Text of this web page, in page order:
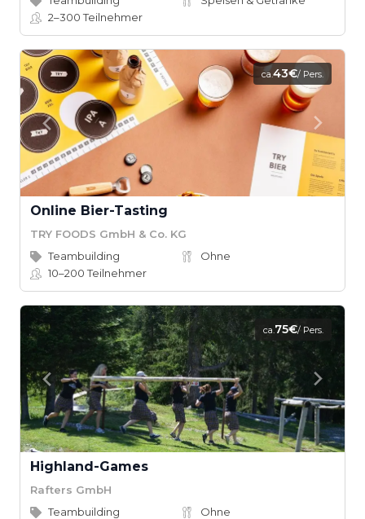
2–300Teilnehmer
ca.43€/ Pers.
Online Bier-Tasting
TRY FOODS GmbH & Co. KG
Teambuilding
Ohne
10–200Teilnehmer
ca.75€/ Pers.
Highland-Games
Rafters GmbH
Teambuilding
Ohne